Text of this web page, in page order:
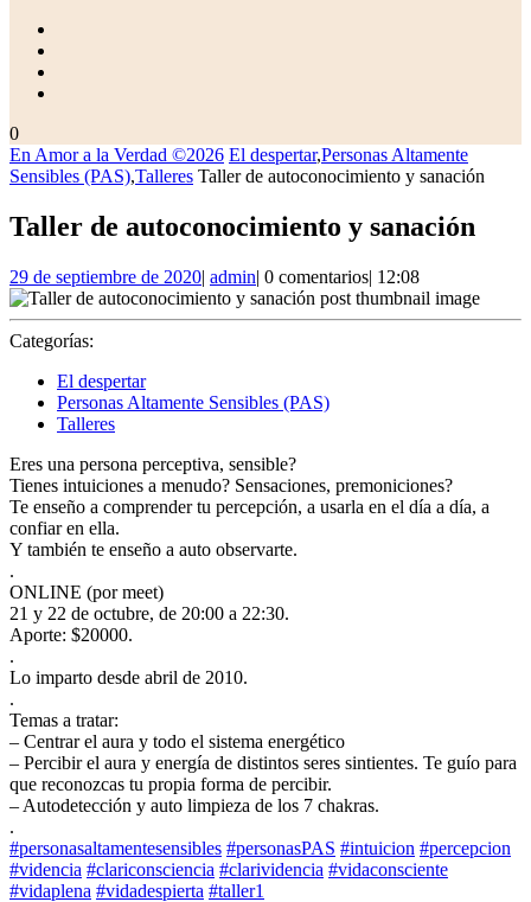
BOTÓN
CIERRE
carrito
de
la
0
En Amor a la Verdad ©2026 El despertar,Personas Altamente
Sensibles (PAS),Talleres Taller de autoconocimiento y sanación
Taller de autoconocimiento y sanación
29 de septiembre de 202029
de
septiembre
| adminadmin
| 0 comentarios| 12:08
Categorías:
El despertar
Personas Altamente Sensibles (PAS)
Talleres
Eres una persona perceptiva, sensible?
Tienes intuiciones a menudo? Sensaciones, premoniciones?
Te enseño a comprender tu percepción, a usarla en el día a día, a
confiar en ella.
Y también te enseño a auto observarte.
.
ONLINE (por meet)
21 y 22 de octubre, de 20:00 a 22:30.
Aporte: $20000.
.
Lo imparto desde abril de 2010.
.
Temas a tratar:
– Centrar el aura y todo el sistema energético
– Percibir el aura y energía de distintos seres sintientes. Te guío para
que reconozcas tu propia forma de percibir.
– Autodetección y auto limpieza de los 7 chakras.
.
#personasaltamentesensibles #personasPAS #intuicion #percepcion
#videncia #clariconsciencia #clarividencia #vidaconsciente
#vidaplena #vidadespierta #taller1